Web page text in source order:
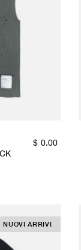
$ 0.00
NUOVI ARRIVI